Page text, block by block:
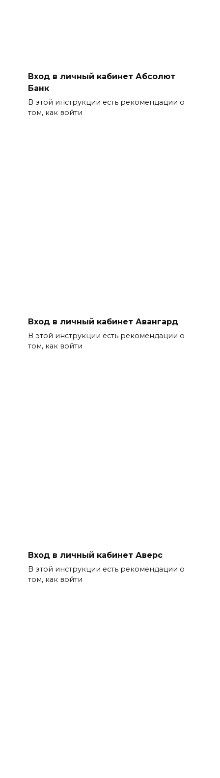
Вход в личный кабинет Абсолют
Банк
В этой инструкции есть рекомендации о
том, как войти
Вход в личный кабинет Авангард
В этой инструкции есть рекомендации о
том, как войти
Вход в личный кабинет Аверс
В этой инструкции есть рекомендации о
том, как войти